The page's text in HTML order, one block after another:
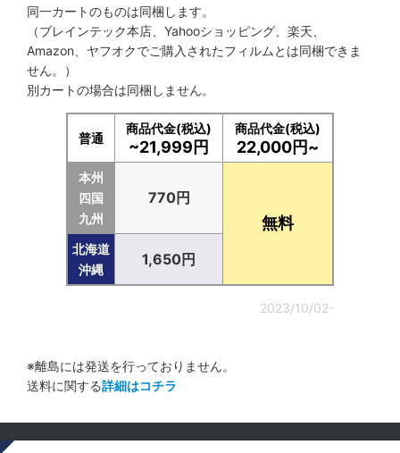
サンルーフ
フロントガラス
同一カートのものは同梱します。
（ブレインテック本店、Yahooショッピング、楽天、
Amazon、ヤフオクでご購入されたフィルムとは同梱できま
せん。）
別カートの場合は同梱しません。
普通
商品代金(税込)
~21,999円
商品代金(税込)
22,000円~
本州
四国
九州
770円
無料
北海道
沖縄
1,650円
2023/10/02-
※離島には発送を行っておりません。
送料に関する詳細はコチラ